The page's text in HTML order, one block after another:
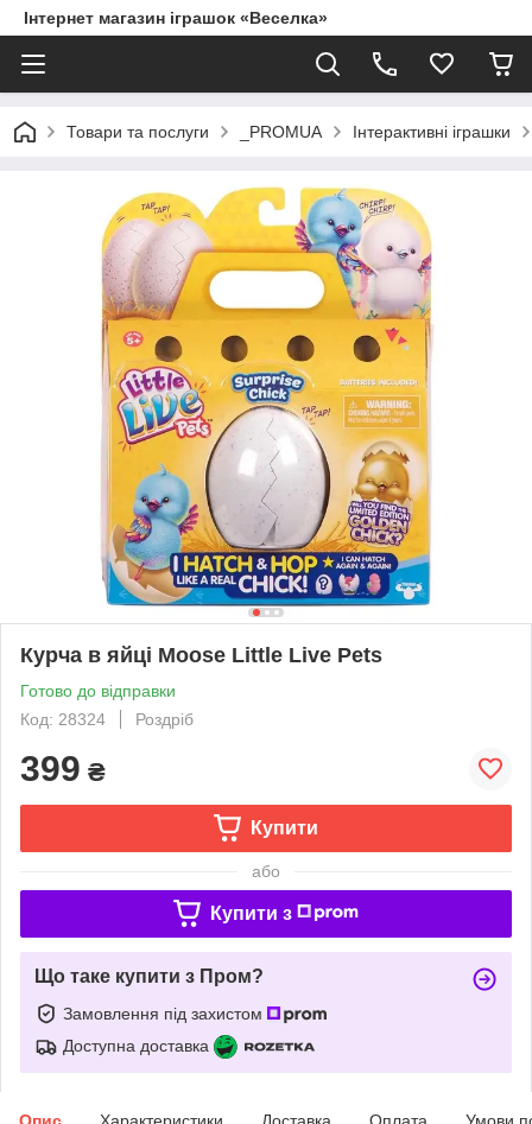
Інтернет магазин іграшок «Веселка»
Товари та послуги _PROMUA Інтерактивні іграшки
Курча в яйці Moose Little Live Pets
Готово до відправки
Код: 28324
Роздріб
399 ₴
Купити
або
Купити з
Що таке купити з Пром?
Замовлення під захистом
Доступна доставка
Опис Характеристики Доставка Оплата Умови